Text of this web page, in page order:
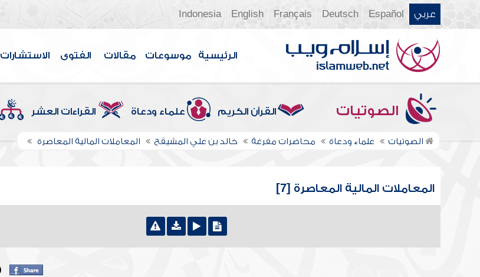
عربي Español
Deutsch
Français
English
Indonesia
الرئيسية موسوعات مقالات الفتوى الاستشارات
الصوتيات القرآن الكريم علماء ودعاة القراءات العشر
الصوتيات علماء ودعاة محاضرات مفرغة خالد بن علي المشيقح المعاملات المالية المعاصرة
المعاملات المالية المعاصرة [7]